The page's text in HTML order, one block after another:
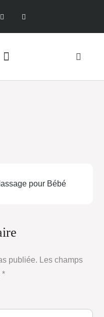
pour Bébé
publiée. Les champs
*